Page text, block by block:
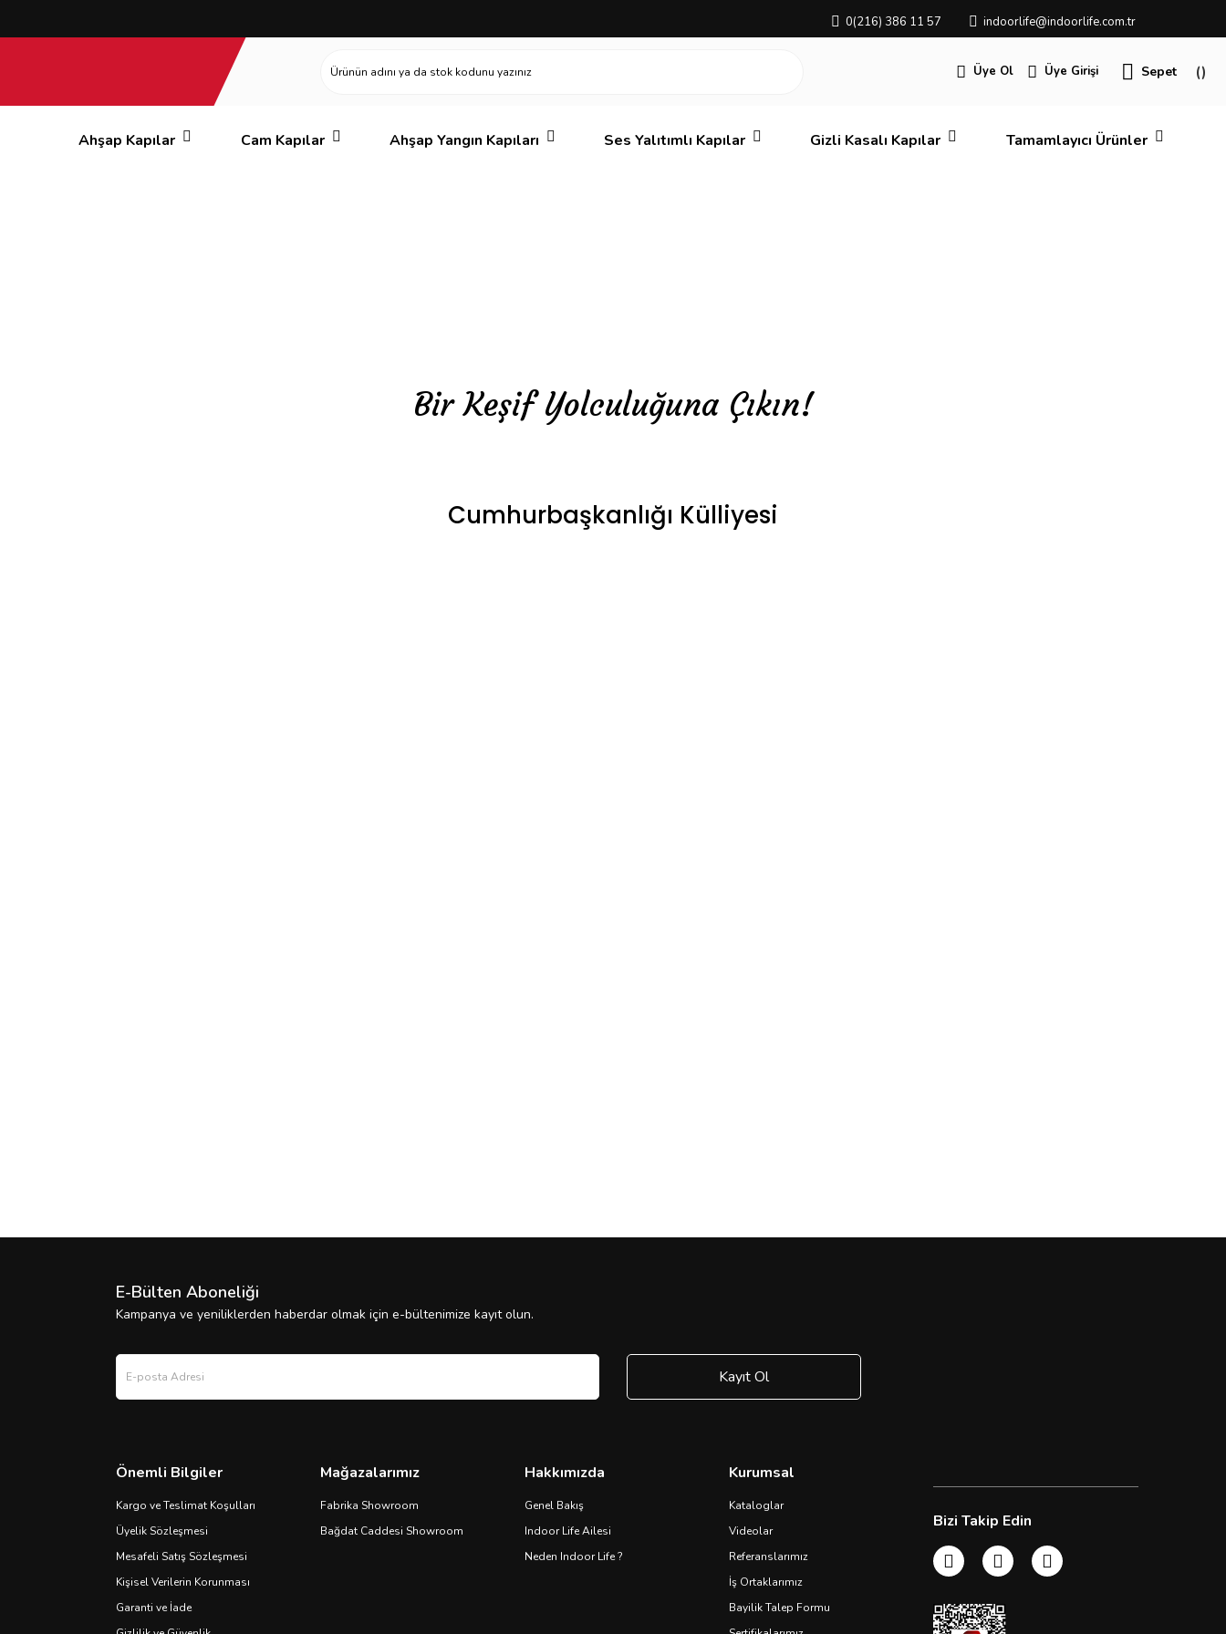
0(216) 386 11 57 indoorlife@indoorlife.com.tr
Üye Ol Üye Girişi Sepet
Ahşap Kapılar Cam Kapılar Ahşap Yangın Kapıları Ses Yalıtımlı Kapılar Gizli Kasalı Kapılar Tamamlayıcı Ürünler
Bir Keşif Yolculuğuna Çıkın!
Cumhurbaşkanlığı Külliyesi
E-Bülten Aboneliği
Kampanya ve yeniliklerden haberdar olmak için e-bültenimize kayıt olun.
Kayıt Ol
Önemli Bilgiler
Kargo ve Teslimat Koşulları
Üyelik Sözleşmesi
Mesafeli Satış Sözleşmesi
Kişisel Verilerin Korunması
Garanti ve İade
Mağazalarımız
Fabrika Showroom
Bağdat Caddesi Showroom
Hakkımızda
Genel Bakış
Indoor Life Ailesi
Neden Indoor Life ?
Kurumsal
Kataloglar
Videolar
Referanslarımız
İş Ortaklarımız
Bayilik Talep Formu
Bizi Takip Edin